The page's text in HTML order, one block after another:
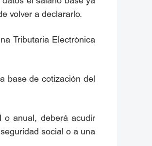
volver a declararlo.
Tributaria Electrónica
base de cotización del
o anual, deberá acudir
social o a una